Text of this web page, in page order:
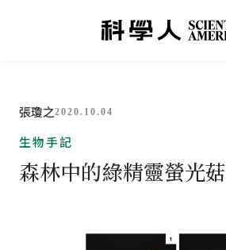
張瓊之2020.10.04
生物手記
森林中的綠精靈螢光菇